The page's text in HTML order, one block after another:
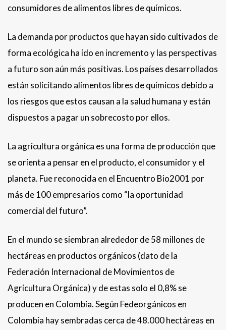
consumidores de alimentos libres de químicos.
La demanda por productos que hayan sido cultivados de
forma ecológica ha ido en incremento y las perspectivas
a futuro son aún más positivas. Los países desarrollados
están solicitando alimentos libres de químicos debido a
los riesgos que estos causan a la salud humana y están
dispuestos a pagar un sobrecosto por ellos.
La agricultura orgánica es una forma de producción que
se orienta a pensar en el producto, el consumidor y el
planeta. Fue reconocida en el Encuentro Bio2001 por
más de 100 empresarios como “la oportunidad
comercial del futuro”.
En el mundo se siembran alrededor de 58 millones de
hectáreas en productos orgánicos (dato de la
Federación Internacional de Movimientos de
Agricultura Orgánica) y de estas solo el 0,8% se
producen en Colombia. Según Fedeorgánicos en
Colombia hay sembradas cerca de 48.000 hectáreas en